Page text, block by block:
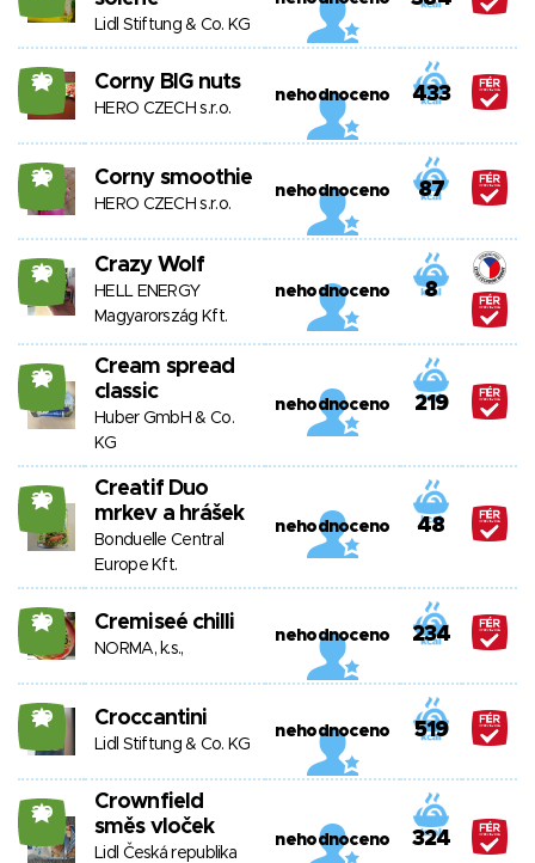
Lidl Stiftung & Co. KG
20 Corny BIG nuts
HERO CZECH s.r.o.
nehodnoceno 433
20 Corny smoothie
HERO CZECH s.r.o.
nehodnoceno 87
20 Crazy Wolf
HELL ENERGY
Magyarország Kft.
nehodnoceno 8
20
Cream spread
classic
Huber GmbH & Co.
KG
nehodnoceno 219
20
Creatif Duo
mrkev a hrášek
Bonduelle Central
Europe Kft.
nehodnoceno 48
20 Cremiseé chilli
NORMA, k.s.,
nehodnoceno 234
20 Croccantini
Lidl Stiftung & Co. KG
nehodnoceno 519
20
Crownfield
směs vloček
Lidl Česká republika
nehodnoceno 324